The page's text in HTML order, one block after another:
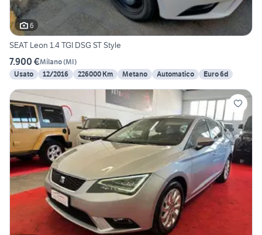
6
SEAT Leon 1.4 TGI DSG ST Style
7.900 €Milano(MI)
Usato
12/2016 226000 Km Metano Automatico Euro 6d